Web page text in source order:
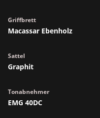
Griffbrett
Macassar Ebenholz
Sattel
Graphit
Tonabnehmer
EMG 40DC